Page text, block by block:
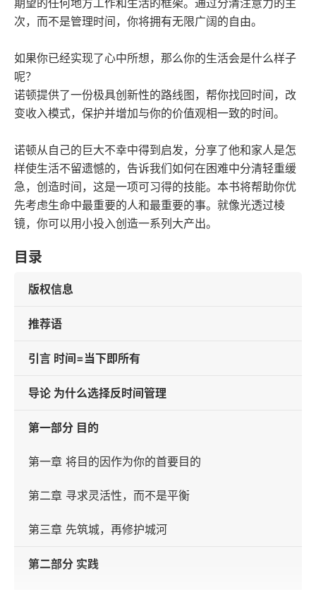
期望的任何地方工作和生活的框架。通过分清注意力的主
次，而不是管理时间，你将拥有无限广阔的自由。
如果你已经实现了心中所想，那么你的生活会是什么样子
呢？
诺顿提供了一份极具创新性的路线图，帮你找回时间，改
变收入模式，保护并增加与你的价值观相一致的时间。
诺顿从自己的巨大不幸中得到启发，分享了他和家人是怎
样使生活不留遗憾的，告诉我们如何在困难中分清轻重缓
急，创造时间，这是一项可习得的技能。本书将帮助你优
先考虑生命中最重要的人和最重要的事。就像光透过棱
镜，你可以用小投入创造一系列大产出。
目录
版权信息
推荐语
引言 时间=当下即所有
导论 为什么选择反时间管理
第一部分 目的
第一章 将目的因作为你的首要目的
第二章 寻求灵活性，而不是平衡
第三章 先筑城，再修护城河
第二部分 实践